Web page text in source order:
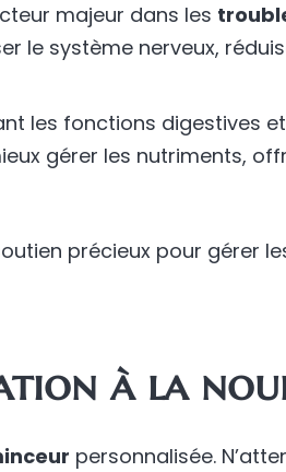
majeur dans les
le système nerveux,
les fonctions digestives
gérer les nutriments,
précieux pour gérer
à la
personnalisée.